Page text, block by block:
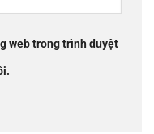
web trong trình duyệt